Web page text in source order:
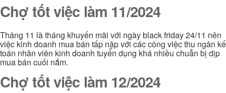
Chợ tốt việc làm 11/2024
Tháng 11 là tháng khuyến mãi với ngày black friday 24/11 nên
việc kinh doanh mua bán tấp nập với các công việc thu ngân kế
toán nhân viên kinh doanh tuyển dụng khá nhiều chuẫn bị dịp
mua bán cuối nắm.
Chợ tốt việc làm 12/2024